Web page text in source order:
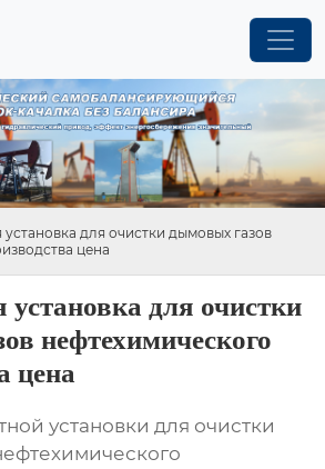
установка для очистки дымовых газов
цена
установка для очистки
нефтехимического
цена
установки для очистки